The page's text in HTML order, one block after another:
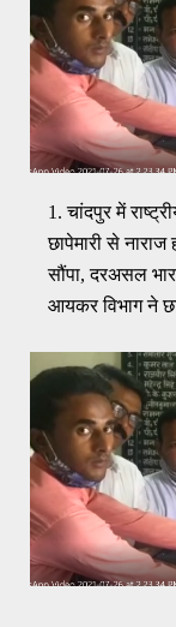
चांदपुर में
छापेमारी से
सौंपा, दरअसल
आयकर विभाग ने